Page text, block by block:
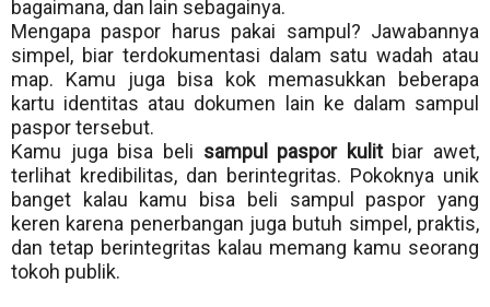
bagaimana, dan lain sebagainya.
Mengapa paspor harus pakai sampul? Jawabannya
simpel, biar terdokumentasi dalam satu wadah atau
map. Kamu juga bisa kok memasukkan beberapa
kartu identitas atau dokumen lain ke dalam sampul
paspor tersebut.
Kamu juga bisa beli sampul paspor kulit biar awet,
terlihat kredibilitas, dan berintegritas. Pokoknya unik
banget kalau kamu bisa beli sampul paspor yang
keren karena penerbangan juga butuh simpel, praktis,
dan tetap berintegritas kalau memang kamu seorang
tokoh publik.